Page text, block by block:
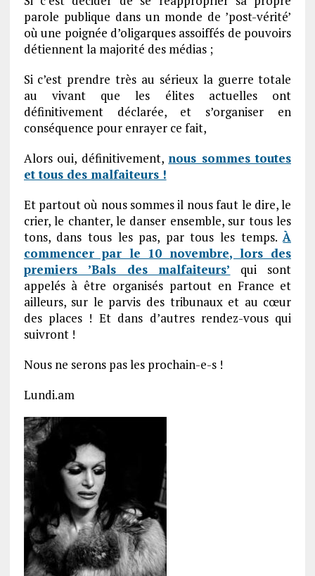
parole publique dans un monde de ’post-vérité’
où une poignée d’oligarques assoiffés de pouvoirs
détiennent la majorité des médias ;
Si c’est prendre très au sérieux la guerre totale
au vivant que les élites actuelles ont
définitivement déclarée, et s’organiser en
conséquence pour enrayer ce fait,
Alors oui, définitivement, nous sommes toutes
et tous des malfaiteurs !
Et partout où nous sommes il nous faut le dire, le
crier, le chanter, le danser ensemble, sur tous les
tons, dans tous les pas, par tous les temps.À
commencer par le 10 novembre, lors des
premiers ’Bals des malfaiteurs’ qui sont
appelés à être organisés partout en France et
ailleurs, sur le parvis des tribunaux et au cœur
des places ! Et dans d’autres rendez-vous qui
suivront !
Nous ne serons pas les prochain-e-s !
Lundi.am